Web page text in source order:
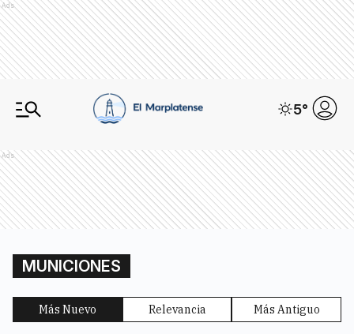
Ads
5°
Ads
MUNICIONES
Más Nuevo Relevancia Más Antiguo